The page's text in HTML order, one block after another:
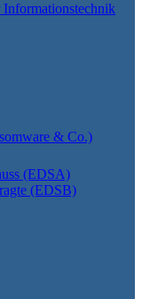
& Co.)
(EDSA)
(EDSB)